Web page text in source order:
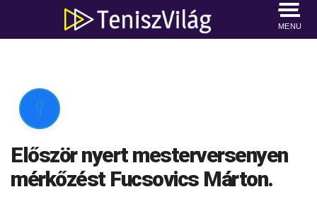
MENU

Először nyert mesterversenyen
mérkőzést Fucsovics Márton.